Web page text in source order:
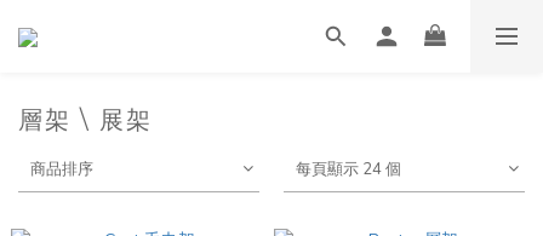
層架 \ 展架
商品排序 每頁顯示 24 個